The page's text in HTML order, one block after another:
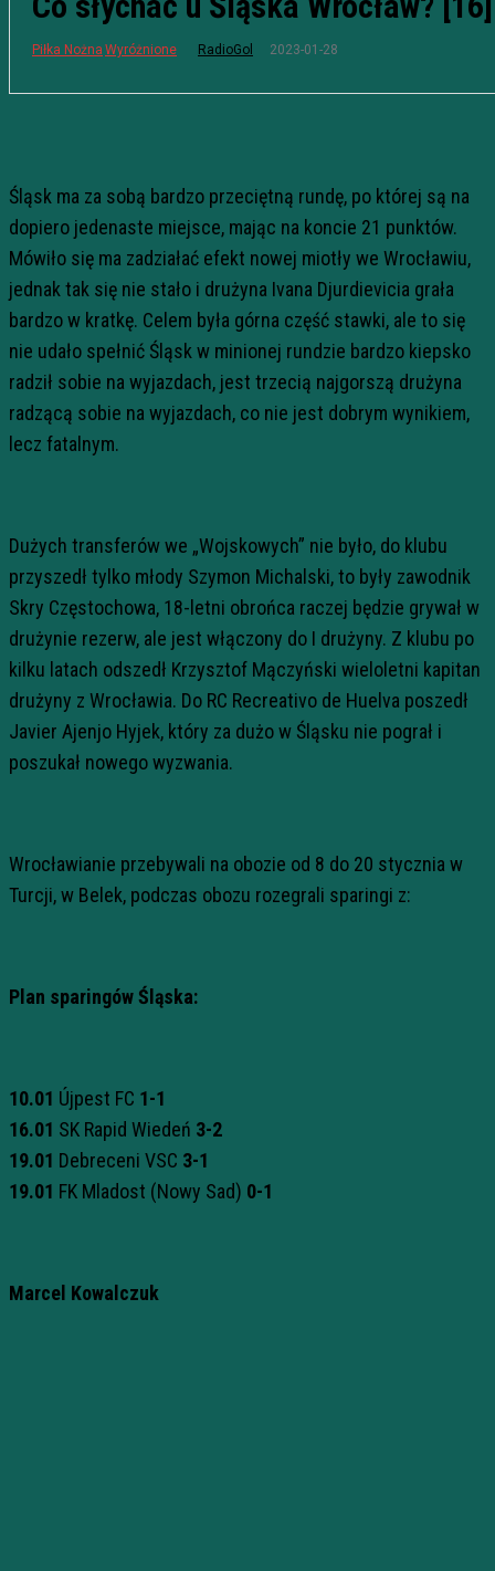
Piłka Nożna Wyróżnione RadioGol 2023-01-28
Śląsk ma za sobą bardzo przeciętną rundę, po której są na
dopiero jedenaste miejsce, mając na koncie 21 punktów.
Mówiło się ma zadziałać efekt nowej miotły we Wrocławiu,
jednak tak się nie stało i drużyna Ivana Djurdievicia grała
bardzo w kratkę. Celem była górna część stawki, ale to się
nie udało spełnić Śląsk w minionej rundzie bardzo kiepsko
radził sobie na wyjazdach, jest trzecią najgorszą drużyna
radzącą sobie na wyjazdach, co nie jest dobrym wynikiem,
lecz fatalnym.
Dużych transferów we „Wojskowych” nie było, do klubu
przyszedł tylko młody Szymon Michalski, to były zawodnik
Skry Częstochowa, 18-letni obrońca raczej będzie grywał w
drużynie rezerw, ale jest włączony do I drużyny. Z klubu po
kilku latach odszedł Krzysztof Mączyński wieloletni kapitan
drużyny z Wrocławia. Do RC Recreativo de Huelva poszedł
Javier Ajenjo Hyjek, który za dużo w Śląsku nie pograł i
poszukał nowego wyzwania.
Wrocławianie przebywali na obozie od 8 do 20 stycznia w
Turcji, w Belek, podczas obozu rozegrali sparingi z:
Plan sparingów Śląska:
10.01 Újpest FC 1-1
16.01 SK Rapid Wiedeń 3-2
19.01 Debreceni VSC 3-1
19.01 FK Mladost (Nowy Sad) 0-1
Marcel Kowalczuk